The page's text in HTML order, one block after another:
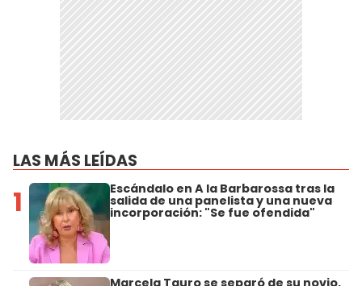
LAS MÁS LEÍDAS
1 Escándalo en A la Barbarossa tras la
salida de una panelista y una nueva
incorporación: "Se fue ofendida"
Marcela Tauro se separó de su novio,